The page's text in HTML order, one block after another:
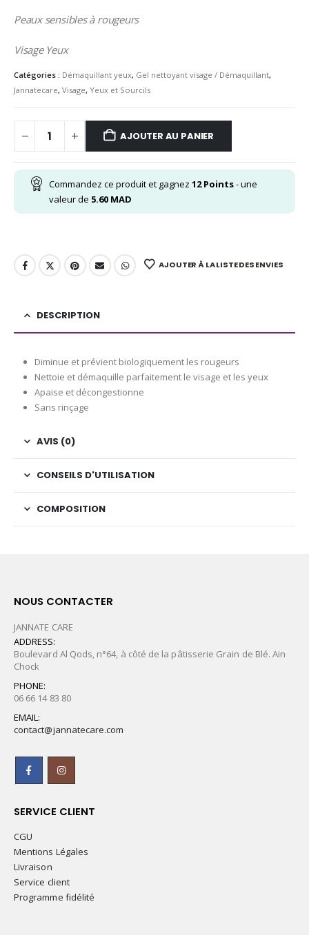
Peaux sensibles à rougeurs
Visage Yeux
Catégories : Démaquillant yeux, Gel nettoyant visage / Démaquillant,
Jannatecare, Visage, Yeux et Sourcils
AJOUTER AU PANIER
Commandez ce produit et gagnez 12Points- une
valeur de 5.60 MAD
AJOUTER À LA LISTE DES ENVIES
DESCRIPTION
Diminue et prévient biologiquement les rougeurs
Nettoie et démaquille parfaitement le visage et les yeux
Apaise et décongestionne
Sans rinçage
AVIS (0)
CONSEILS D'UTILISATION
COMPOSITION
NOUS CONTACTER
JANNATE CARE
ADDRESS:
Boulevard Al Qods, n°64, à côté de la pâtisserie Grain de Blé. Ain
Chock
PHONE:
06 66 14 83 80
EMAIL:
contact@jannatecare.com
SERVICE CLIENT
CGU
Mentions Légales
Livraison
Service client
Programme fidélité